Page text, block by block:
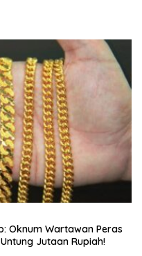
Oknum Wartawan Peras
Jutaan Rupiah!